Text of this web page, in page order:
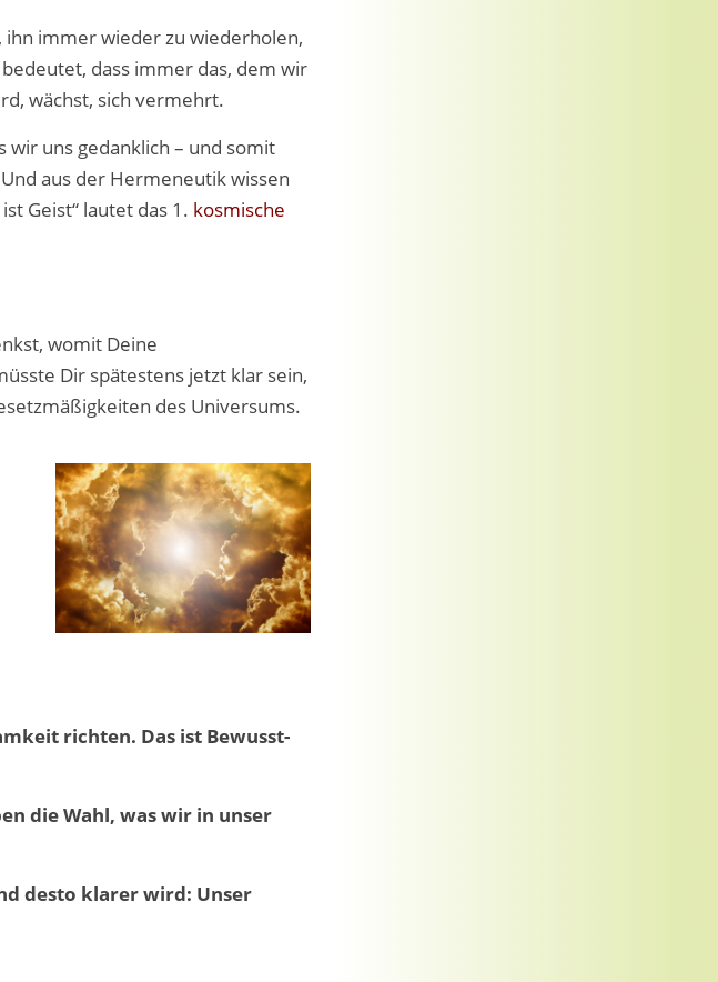
ihn immer wieder zu wiederholen,
dass immer das, dem wir
wächst, sich vermehrt.
wir uns gedanklich – und somit
aus der Hermeneutik wissen
Geist“ lautet das 1. kosmische
womit Deine
Dir spätestens jetzt klar sein,
des Universums.
richten. Das ist Bewusst-
die Wahl, was wir in unser
desto klarer wird: Unser